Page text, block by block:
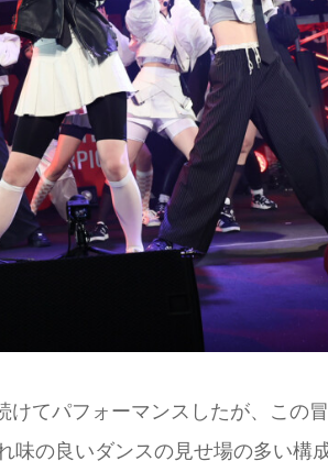
けてパフォーマンスしたが、この
味の良いダンスの見せ場の多い構